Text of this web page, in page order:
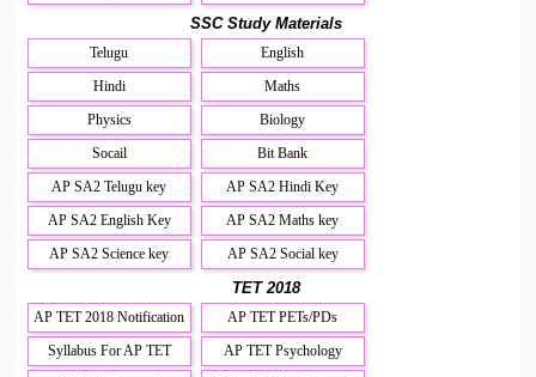
SSC Study Materials
Telugu
English
Hindi
Maths
Physics
Biology
Socail
Bit Bank
AP SA2 Telugu key
AP SA2 Hindi Key
AP SA2 English Key
AP SA2 Maths key
AP SA2 Science key
AP SA2 Social key
TET 2018
AP TET 2018 Notification
AP TET PETs/PDs
Syllabus For AP TET
AP TET Psychology